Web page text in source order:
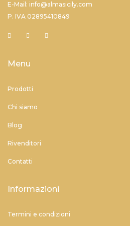
E-Mail: info@almasicily.com
P. IVA 02895410849
Menu
Prodotti
Chi siamo
Blog
Rivenditori
Contatti
Informazioni
Termini e condizioni